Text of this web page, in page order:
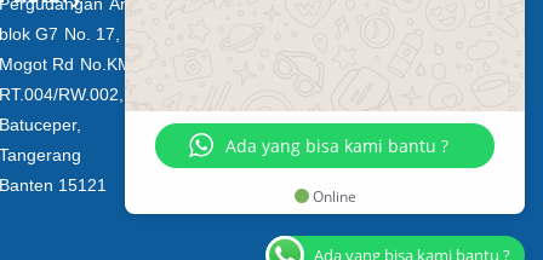
G7 No. 17, Daan
Rd No.KM. 21,
RW.002,
City,
15121
Ada yang bisa kami bantu ?
Online
Ada yang bisa kami bantu ?